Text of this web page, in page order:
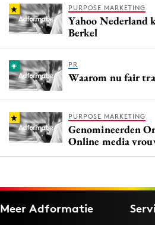
PURPOSE MARKETING
Yahoo Nederland
Berkel
PR
Waarom nu fair
PURPOSE MARKETING
Genomineerden
Online media
Meer Adformatie